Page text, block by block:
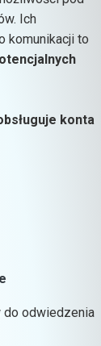
Ich
komunikacji to
konta
do odwiedzenia